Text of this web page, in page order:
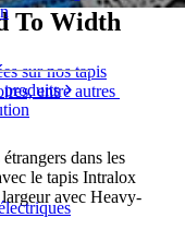
sur nos tapis
entre autres
produits
To Width
dans les
le tapis Intralox
avec Heavy-